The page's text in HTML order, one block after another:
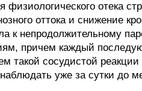
физиологического
оттока и снижение
к непродолжительному
причем каждый
такой сосудистой
уже за сутки до